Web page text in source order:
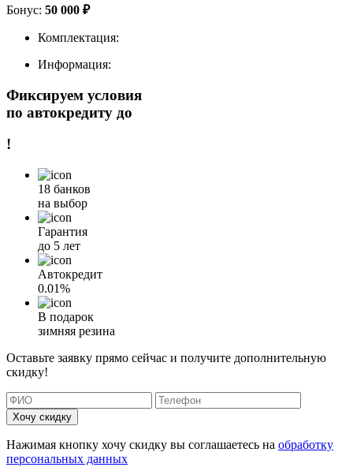
Бонус: 50 000 ₽
Комплектация:
Информация:
Фиксируем условия
по автокредиту до
!
18 банков
на выбор
Гарантия
до 5 лет
Автокредит
0.01%
В подарок
зимняя резина
Оставьте заявку прямо сейчас и получите дополнительную
скидку!
Хочу скидку
Нажимая кнопку хочу скидку вы соглашаетесь на обработку
персональных данных